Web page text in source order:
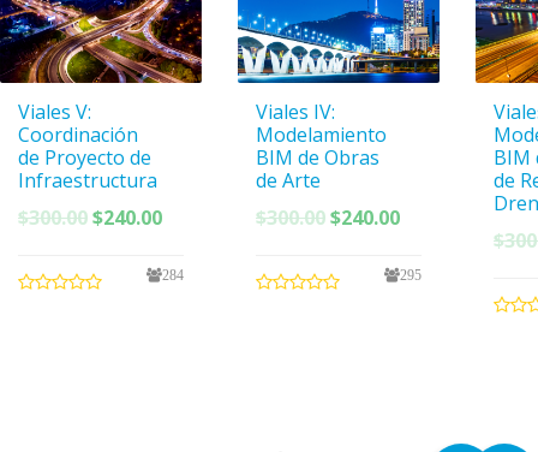
Viales V:
Coordinación
de Proyecto de
Infraestructura
$300.00El
original
era:
$240.00El
actual
284
Viales IV:
Modelamiento
BIM de Obras
de Arte
$300.00El
original
era:
$240.00El
actual
295
BIM
de
$